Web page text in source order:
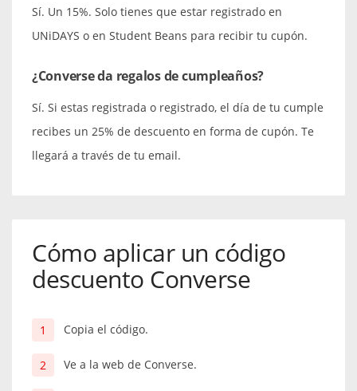
Sí. Un 15%. Solo tienes que estar registrado en
UNiDAYS o en Student Beans para recibir tu cupón.
¿Converse da regalos de cumpleaños?
Sí. Si estas registrada o registrado, el día de tu cumple
recibes un 25% de descuento en forma de cupón. Te
llegará a través de tu email.
Cómo aplicar un código
descuento Converse
Copia el código.
Ve a la web de Converse.